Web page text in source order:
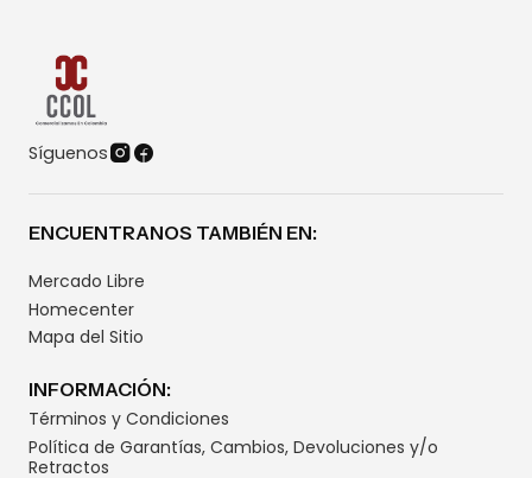
Síguenos
ENCUENTRANOS TAMBIÉN EN:
Mercado Libre
Homecenter
Mapa del Sitio
INFORMACIÓN:
Términos y Condiciones
Política de Garantías, Cambios, Devoluciones y/o
Retractos